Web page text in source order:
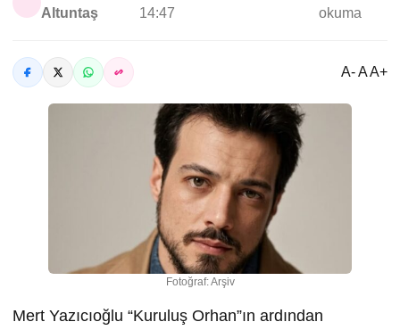
Altuntaş
14:47
okuma
A- A A+
Fotoğraf: Arşiv
Mert Yazıcıoğlu “Kuruluş Orhan”ın ardından